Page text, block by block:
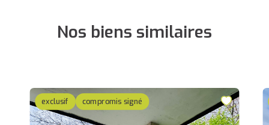
Nos biens similaires
exclusif compromis signé